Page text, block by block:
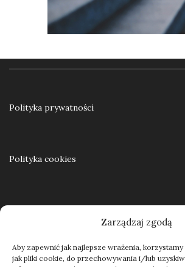
Zarządzaj zgodą
Aby zapewnić jak najlepsze wrażenia,
jak pliki cookie, do przechowywania i/lub
Dodaj do koszyka
Polityka prywatności
Polityka cookies
Kontakt